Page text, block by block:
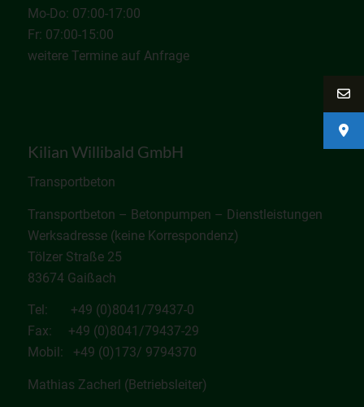
Mo-Do: 07:00-17:00
Fr: 07:00-15:00
weitere Termine auf Anfrage
Kilian Willibald GmbH
Transportbeton
Transportbeton – Betonpumpen – Dienstleistungen
Werksadresse (keine Korrespondenz)
Tölzer Straße 25
83674 Gaißach
Tel: +49 (0)8041/79437-0
Fax: +49 (0)8041/79437-29
Mobil: +49 (0)173/ 9794370
Mathias Zacherl (Betriebsleiter)